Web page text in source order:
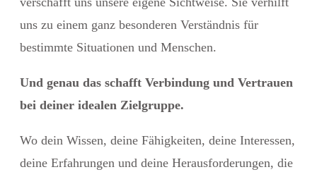
uns zu einem ganz besonderen Verständnis für
bestimmte Situationen und Menschen.
Und genau das schafft Verbindung und Vertrauen
bei deiner idealen Zielgruppe.
Wo dein Wissen, deine Fähigkeiten, deine Interessen,
deine Erfahrungen und deine Herausforderungen, die